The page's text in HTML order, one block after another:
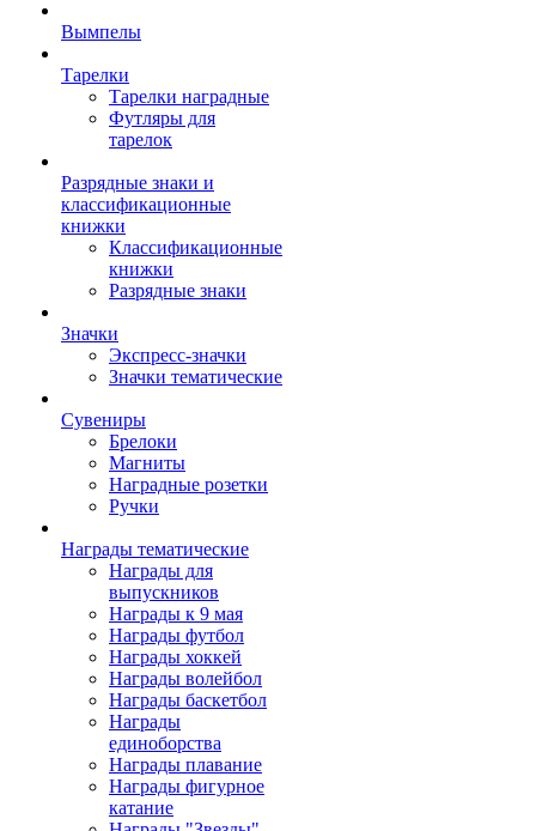
Вымпелы
Тарелки
Тарелки наградные
Футляры для
тарелок
Разрядные знаки и
классификационные
книжки
Классификационные
книжки
Разрядные знаки
Значки
Экспресс-значки
Значки тематические
Сувениры
Брелоки
Магниты
Наградные розетки
Ручки
Награды тематические
Награды для
выпускников
Награды к 9 мая
Награды футбол
Награды хоккей
Награды волейбол
Награды баскетбол
Награды
единоборства
Награды плавание
Награды фигурное
катание